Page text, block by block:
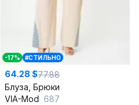
-17% #СТИЛЬНО
64.28 $77.88
Блуза, Брюки
VIA-Mod 687